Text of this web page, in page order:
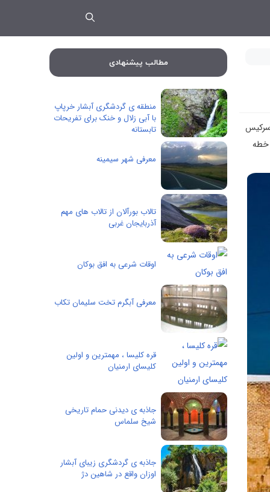
سرکیس
خطه
مطالب پیشنهادی
منطقه ی گردشگری آبشار خرپاپ
با آبی زلال و خنک برای تفریحات
تابستانه
معرفی شهر سیمینه
تالاب بورآلان از تالاب های مهم
آذربایجان غربی
اوقات شرعی به افق بوکان
معرفی آبگرم تخت سلیمان تکاب
قره کلیسا ، مهمترین و اولین
کلیسای ارمنیان
جاذبه ی دیدنی حمام تاریخی
شیخ سلماس
جاذبه ی گردشگری زیبای آبشار
اوزان واقع در شاهین دژ